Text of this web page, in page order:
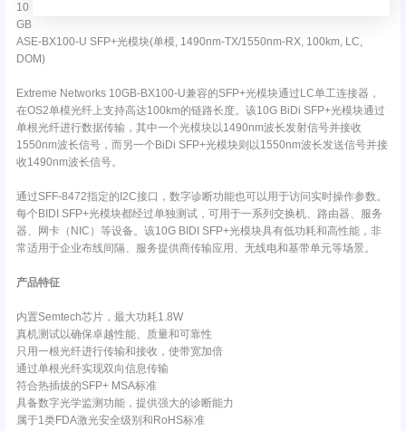
10
GB
ASE-BX100-U SFP+光模块(单模, 1490nm-TX/1550nm-RX, 100km, LC,
DOM)
Extreme Networks 10GB-BX100-U兼容的SFP+光模块通过LC单工连接器，
在OS2单模光纤上支持高达100km的链路长度。该10G BiDi SFP+光模块通过
单根光纤进行数据传输，其中一个光模块以1490nm波长发射信号并接收
1550nm波长信号，而另一个BiDi SFP+光模块则以1550nm波长发送信号并接
收1490nm波长信号。
通过SFF-8472指定的I2C接口，数字诊断功能也可以用于访问实时操作参数。
每个BIDI SFP+光模块都经过单独测试，可用于一系列交换机、路由器、服务
器、网卡（NIC）等设备。该10G BIDI SFP+光模块具有低功耗和高性能，非
常适用于企业布线间隔、服务提供商传输应用、无线电和基带单元等场景。
产品特征
内置Semtech芯片，最大功耗1.8W
真机测试以确保卓越性能、质量和可靠性
只用一根光纤进行传输和接收，使带宽加倍
通过单根光纤实现双向信息传输
符合热插拔的SFP+ MSA标准
具备数字光学监测功能，提供强大的诊断能力
属于1类FDA激光安全级别和RoHS标准